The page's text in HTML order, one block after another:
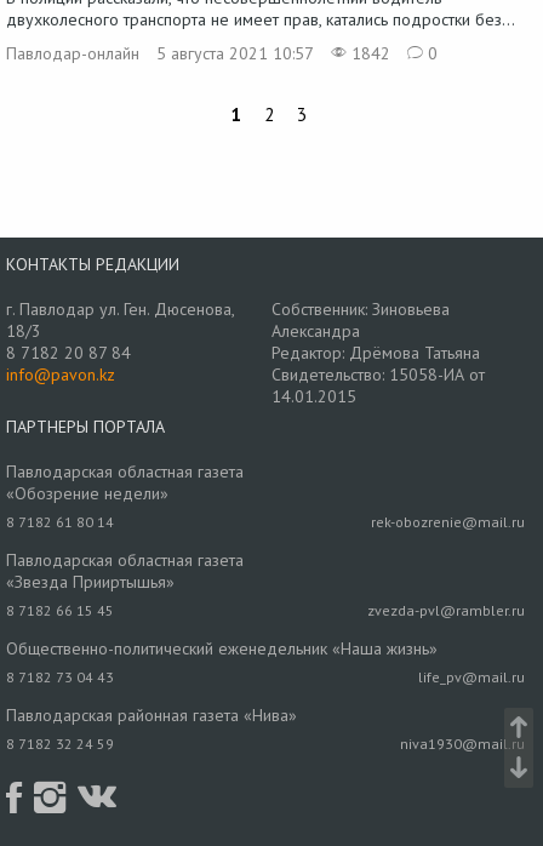
двухколесного транспорта не имеет прав, катались подростки без...
Павлодар-онлайн
5 августа 2021 10:57 1842 0
1 2 3
КОНТАКТЫ РЕДАКЦИИ
г. Павлодар ул. Ген. Дюсенова,
18/3
8 7182 20 87 84
info@pavon.kz
Собственник: Зиновьева
Александра
Редактор: Дрёмова Татьяна
Свидетельство: 15058-ИА от
14.01.2015
ПАРТНЕРЫ ПОРТАЛА
Павлодарская областная газета
«Обозрение недели»
8 7182 61 80 14 rek-obozrenie@mail.ru
Павлодарская областная газета
«Звезда Прииртышья»
8 7182 66 15 45 zvezda-pvl@rambler.ru
Общественно-политический еженедельник «Наша жизнь»
8 7182 73 04 43 life_pv@mail.ru
Павлодарская районная газета «Нива»
8 7182 32 24 59 niva1930@mail.ru